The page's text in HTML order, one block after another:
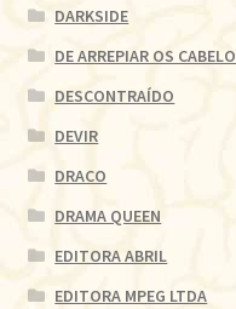
DARKSIDE
DE ARREPIAR OS CABELO
DESCONTRAÍDO
DEVIR
DRACO
DRAMA QUEEN
EDITORA ABRIL
EDITORA MPEG LTDA